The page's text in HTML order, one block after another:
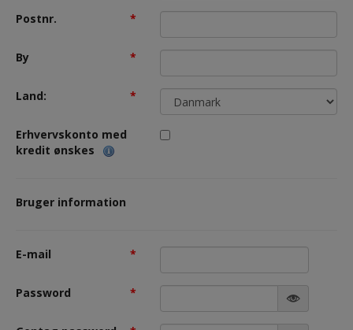
Postnr. *
By *
Land: *
Erhvervskonto med
kredit ønskes
Bruger information
E-mail *
Password *